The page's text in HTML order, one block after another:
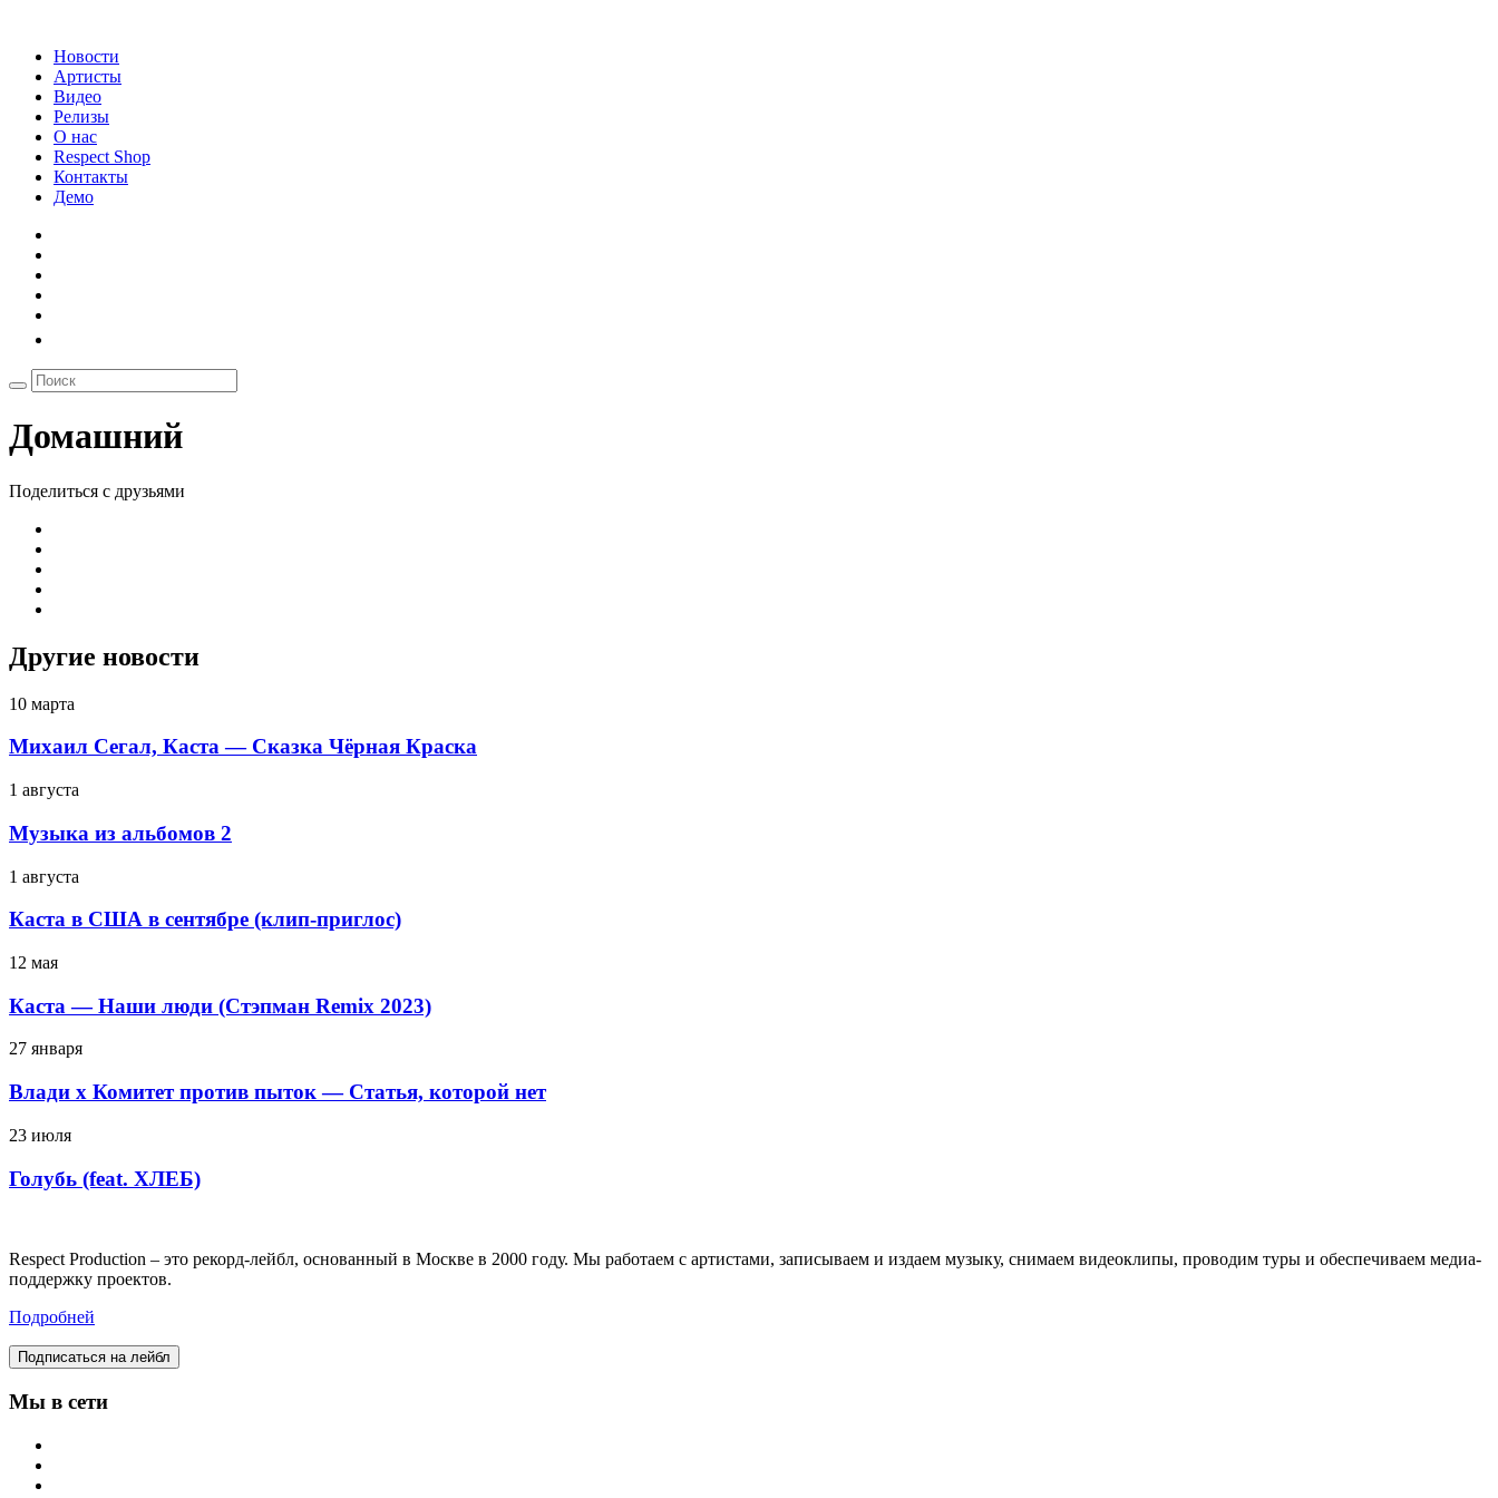
Новости
Артисты
Видео
Релизы
О нас
Respect Shop
Контакты
Демо
Домашний
Поделиться с друзьями
Другие новости
10 марта
Михаил Сегал, Каста — Сказка Чёрная Краска
1 августа
Музыка из альбомов 2
1 августа
Каста в США в сентябре (клип-приглос)
12 мая
Каста — Наши люди (Стэпман Remix 2023)
27 января
Влади х Комитет против пыток — Статья, которой нет
23 июля
Голубь (feat. ХЛЕБ)
Respect Production – это рекорд-лейбл, основанный в Москве в 2000 году. Мы работаем с артистами, записываем и издаем музыку, снимаем видеоклипы, проводим туры и обеспечиваем медиа-
поддержку проектов.
Подробней
Подписаться на лейбл
Мы в сети